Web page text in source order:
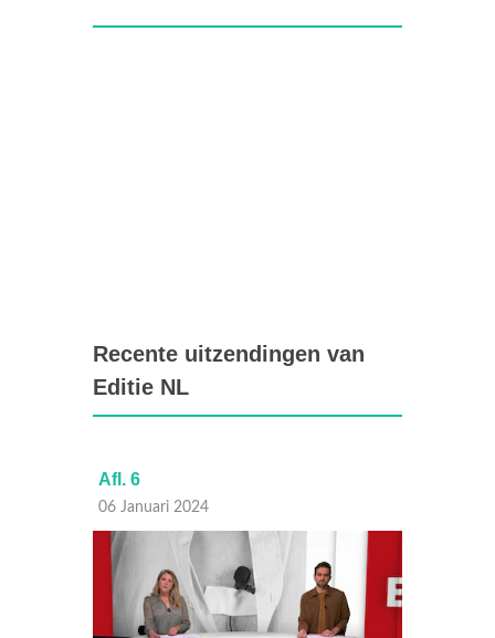
Recente uitzendingen van
Editie NL
Afl. 6
06 Januari 2024